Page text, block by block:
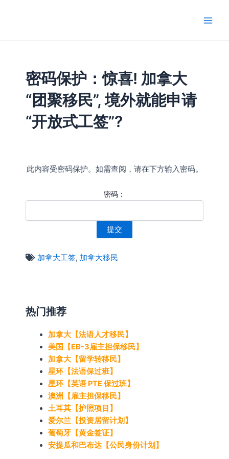
密码保护：惊喜! 加拿大
“团聚移民”, 境外就能申请
“开放式工签”?
此内容受密码保护。如需查阅，请在下方输入密码。
密码：
加拿大工签, 加拿大移民
热门推荐
加拿大【法语人才移民】
美国【EB-3雇主担保移民】
加拿大【留学转移民】
星环【法语保过班】
星环【英语 PTE 保过班】
澳洲【雇主担保移民】
土耳其【护照项目】
爱尔兰【投资居留计划】
葡萄牙【黄金签证】
安提瓜和巴布达【公民身份计划】